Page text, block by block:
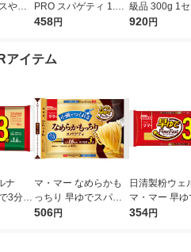
やき
食×
PRO スパゲティ 1.6m
m 1kg 1個 日清製粉ウ
458円
級品 300g 1
袋）
920円
アイテム
ナ
3分ス
チャ
マ・マー なめらかも
っちり 早ゆでスパゲ
ティ 2/3サイズ チャッ
506円
日清製粉ウェ
マ・マー 早
ゲティ
354円